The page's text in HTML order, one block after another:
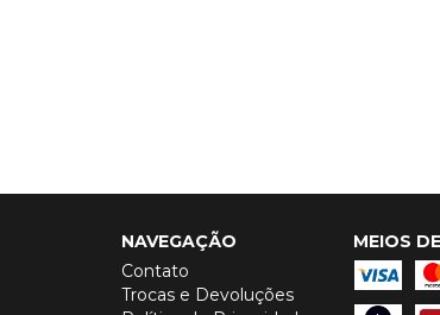
NAVEGAÇÃO
Contato
Trocas e Devoluções
MEIOS